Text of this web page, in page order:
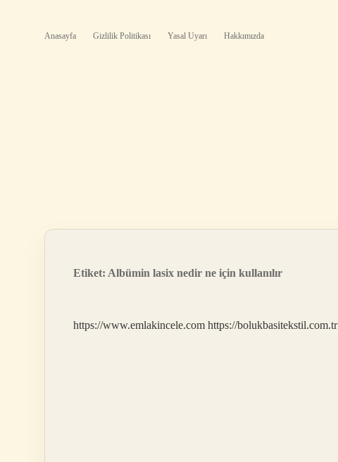
Anasayfa Gizlilik Politikası Yasal Uyarı Hakkımızda
Etiket: Albümin lasix nedir ne için kullanılır
https://www.emlakincele.com https://bolukbasitekstil.com.tr